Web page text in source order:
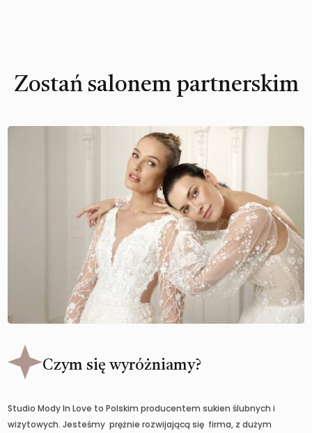
Zostań salonem partnerskim
Czym się wyróżniamy?
Studio Mody In Love to Polskim producentem sukien ślubnych i
wizytowych. Jesteśmy prężnie rozwijającą się firma, z dużym